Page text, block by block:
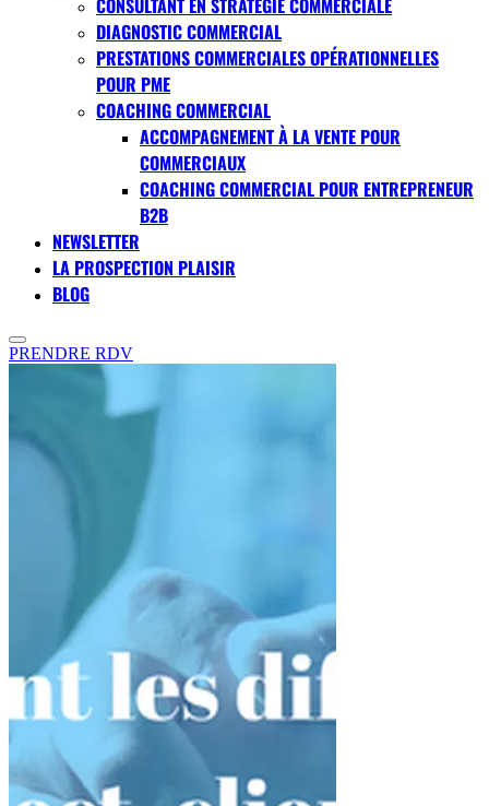
CONSULTANT EN STRATÉGIE COMMERCIALE
DIAGNOSTIC COMMERCIAL
PRESTATIONS COMMERCIALES OPÉRATIONNELLES
POUR PME
COACHING COMMERCIAL
ACCOMPAGNEMENT À LA VENTE POUR
COMMERCIAUX
COACHING COMMERCIAL POUR ENTREPRENEUR
B2B
NEWSLETTER
LA PROSPECTION PLAISIR
BLOG
PRENDRE RDV